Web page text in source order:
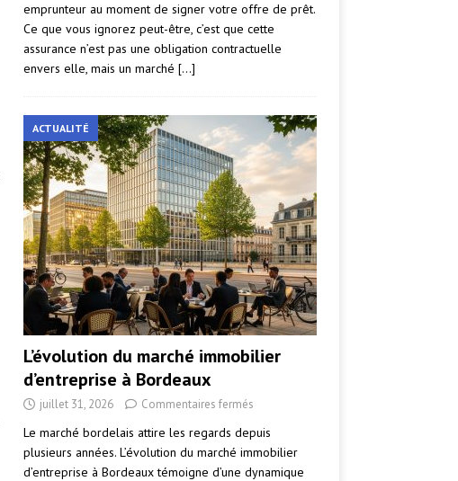
emprunteur au moment de signer votre offre de prêt.
Ce que vous ignorez peut-être, c’est que cette
assurance n’est pas une obligation contractuelle
envers elle, mais un marché […]
ACTUALITÉ
L’évolution du marché immobilier
d’entreprise à Bordeaux
juillet 31, 2026 Commentaires fermés
Le marché bordelais attire les regards depuis
plusieurs années. L’évolution du marché immobilier
d’entreprise à Bordeaux témoigne d’une dynamique